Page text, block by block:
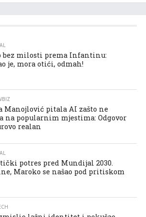
bez milosti prema Infantinu:
je, mora otići, odmah!
Manojlović pitala AI zašto ne
na popularnim mjestima: Odgovor
realan
potres pred Mundijal 2030.
Maroko se našao pod pritiskom